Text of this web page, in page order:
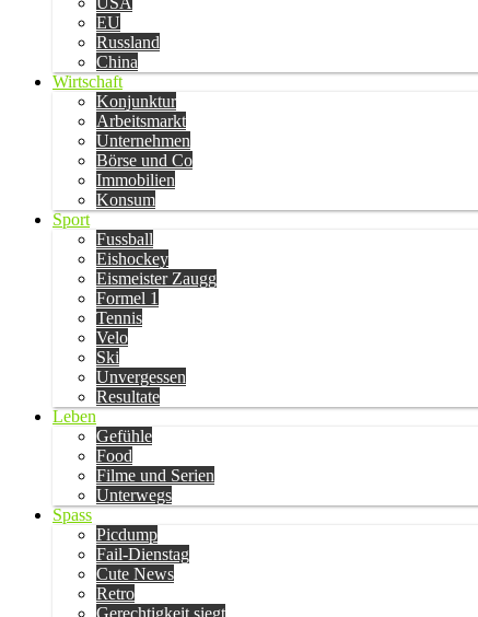
EU
Russland
China
Wirtschaft
Konjunktur
Arbeitsmarkt
Unternehmen
Börse und Co
Immobilien
Konsum
Sport
Fussball
Eishockey
Eismeister Zaugg
Formel 1
Tennis
Velo
Ski
Unvergessen
Resultate
Leben
Gefühle
Food
Filme und Serien
Unterwegs
Spass
Picdump
Fail-Dienstag
Cute News
Retro
Gerechtigkeit siegt